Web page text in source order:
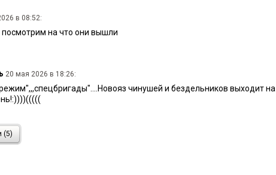
в 08:52:
посмотрим на что они вышли
20 мая 2026 в 18:26:
чинушей и бездельников выходит на
2026 в 17:16:
(5)